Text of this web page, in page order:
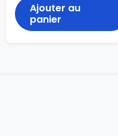
Ajouter au
panier